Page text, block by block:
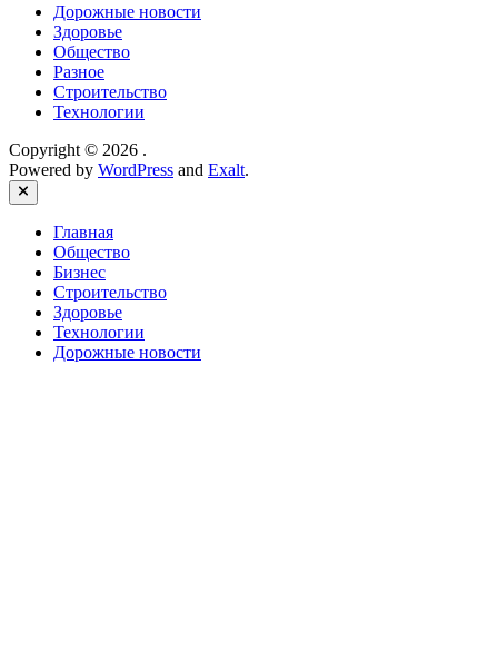
Дорожные новости
Здоровье
Общество
Разное
Строительство
Технологии
Copyright © 2026 .
Powered by WordPress and Exalt.
Close
Главная
Общество
Бизнес
Строительство
Здоровье
Технологии
Дорожные новости